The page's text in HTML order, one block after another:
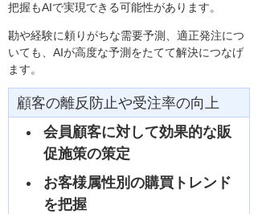
把握もAIで実現できる可能性があります。
勘や経験に頼りがちな需要予測、適正発注につ
いても、AIが高度な予測をたてて解決につなげ
ます。
顧客の離反防止や受注率の向上
会員顧客に対して効果的な販
促施策の策定
お客様属性別の購買トレンド
を把握